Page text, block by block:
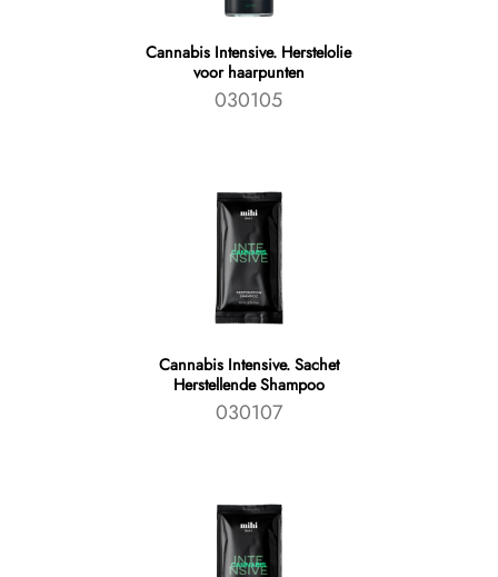
Cannabis Intensive. Herstelolie
voor haarpunten
030105
Cannabis Intensive. Sachet
Herstellende Shampoo
030107